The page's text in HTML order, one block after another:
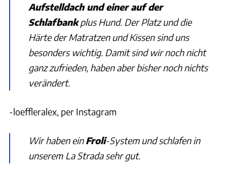
Aufstelldach und einer auf der
Schlafbankplus Hund. Der Platz und die
Härte der Matratzen und Kissen sind uns
besonders wichtig. Damit sind wir noch nicht
ganz zufrieden, haben aber bisher noch nichts
verändert.
-loeffleralex, per Instagram
Wir haben einFroli-System und schlafen in
unserem La Strada sehr gut.